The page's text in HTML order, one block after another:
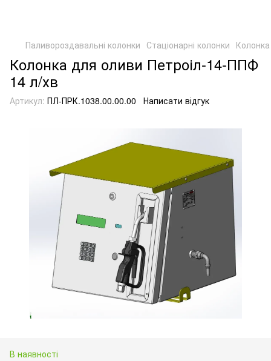
Паливороздавальні колонки Стаціонарні колонки
Колонка для оливи Петроіл-14-ППФ
14 л/хв
Артикул: ПЛ-ПРК.1038.00.00.00 Написати відгук
В наявності